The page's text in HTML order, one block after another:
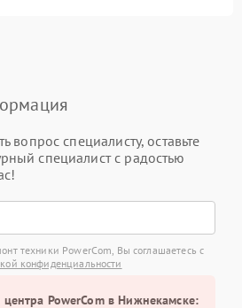
вопрос специалисту, оставьте
специалист с радостью
техники PowerCom, Вы соглашаетесь с
конфиденциальности
центра PowerCom в Нижнекамске: